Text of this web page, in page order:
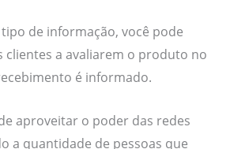
de informação, você pode
clientes a avaliarem o produto no
é informado.
aproveitar o poder das redes
a quantidade de pessoas que